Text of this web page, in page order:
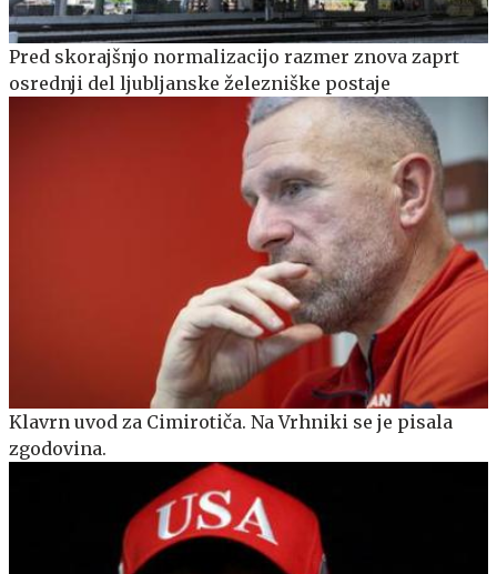
Pred skorajšnjo normalizacijo razmer znova zaprt
osrednji del ljubljanske železniške postaje
Klavrn uvod za Cimirotiča. Na Vrhniki se je pisala
zgodovina.